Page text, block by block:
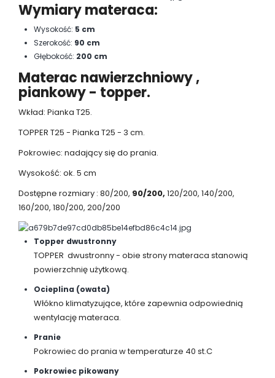
Wymiary materaca:
Wysokość: 5 cm
Szerokość: 90 cm
Głębokość: 200 cm
Materac nawierzchniowy ,
piankowy - topper.
Wkład: Pianka T25.
TOPPER T25 - Pianka T25 - 3 cm.
Pokrowiec: nadający się do prania.
Wysokość: ok. 5 cm
Dostępne rozmiary : 80/200, 90/200, 120/200, 140/200,
160/200, 180/200, 200/200
Topper dwustronny
TOPPER dwustronny - obie strony materaca stanowią
powierzchnię użytkową.
Ocieplina (owata)
Włókno klimatyzujące, które zapewnia odpowiednią
wentylację materaca.
Pranie
Pokrowiec do prania w temperaturze 40 st.C
Pokrowiec pikowany